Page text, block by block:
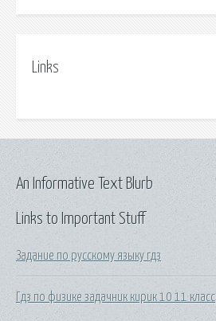
Links
Links to Important Stuff
Задание по русскому языку гдз
Гдз по физике задачник кирик 10 11 класс
An Informative Text Blurb